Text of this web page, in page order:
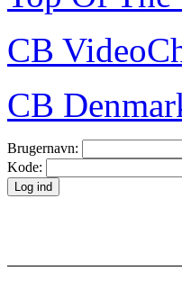
CB
CB
Brugernavn:
Kode: